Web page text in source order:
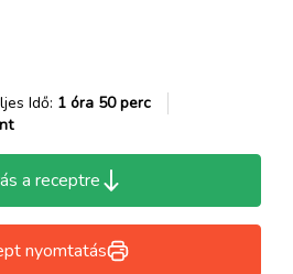
Idő: 1 óra 50 perc
a receptre
nyomtatás